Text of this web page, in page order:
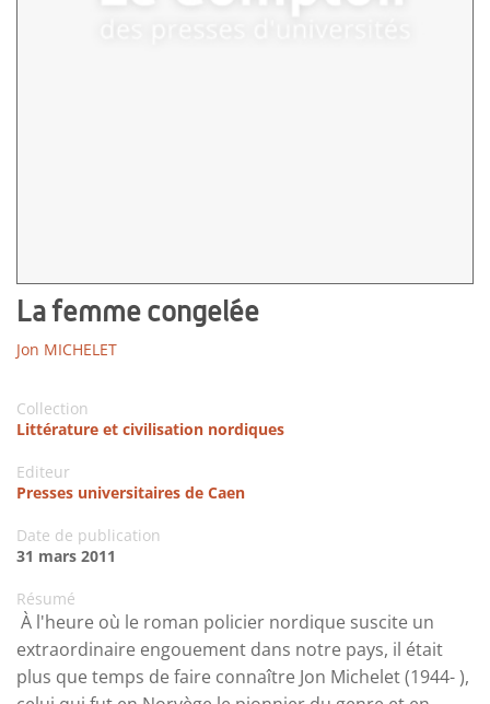
La femme congelée
Jon MICHELET
Collection
Littérature et civilisation nordiques
Editeur
Presses universitaires de Caen
Date de publication
31 mars 2011
Résumé
À l'heure où le roman policier nordique suscite un
extraordinaire engouement dans notre pays, il était
plus que temps de faire connaître Jon Michelet (1944- ),